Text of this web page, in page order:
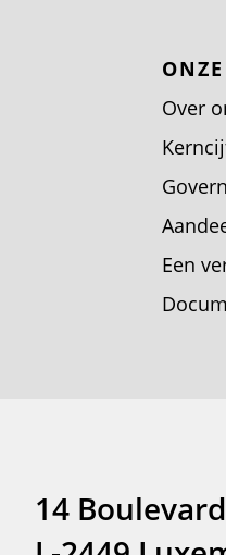
Over
Een
14